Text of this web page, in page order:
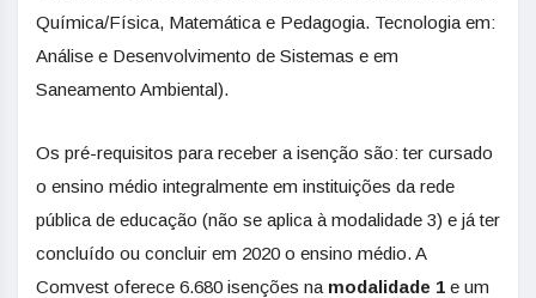
Química/Física, Matemática e Pedagogia. Tecnologia em:
Análise e Desenvolvimento de Sistemas e em
Saneamento Ambiental).
Os pré-requisitos para receber a isenção são: ter cursado
o ensino médio integralmente em instituições da rede
pública de educação (não se aplica à modalidade 3) e já ter
concluído ou concluir em 2020 o ensino médio. A
Comvest oferece 6.680 isenções na modalidade 1 e um